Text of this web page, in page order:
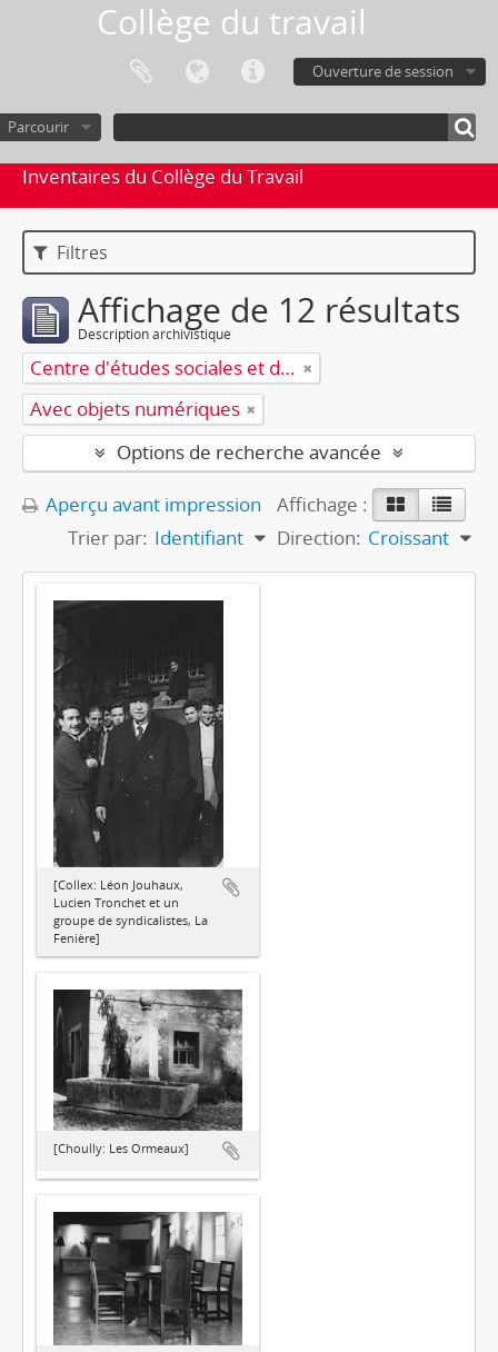
Collège du travail
Ouverture de session
Parcourir
Inventaires du Collège du Travail
Filtres
Affichage de 12 résultats
Description archivistique
Centre d'études sociales et de loisirs (CESL)
Avec objets numériques
Options de recherche avancée
Aperçu avant impression
Affichage :
Trier par: Identifiant Direction: Croissant
[Collex: Léon Jouhaux,
Lucien Tronchet et un
groupe de syndicalistes, La
Fenière]
[Choully: Les Ormeaux]